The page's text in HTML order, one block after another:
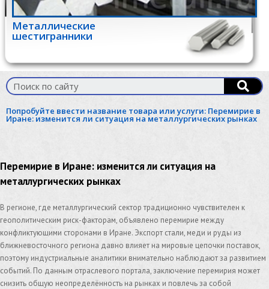
Металлические
шестигранники
Попробуйте ввести название товара или услуги: Перемирие в
Иране: изменится ли ситуация на металлургических рынках
Перемирие в Иране: изменится ли ситуация на
металлургических рынках
В регионе, где металлургический сектор традиционно чувствителен к
геополитическим риск-факторам, объявлено перемирие между
конфликтующими сторонами в Иране. Экспорт стали, меди и руды из
ближневосточного региона давно влияет на мировые цепочки поставок,
поэтому индустриальные аналитики внимательно наблюдают за развитием
событий. По данным отраслевого портала, заключение перемирия может
снизить общую неопределённость на рынках и повлечь за собой